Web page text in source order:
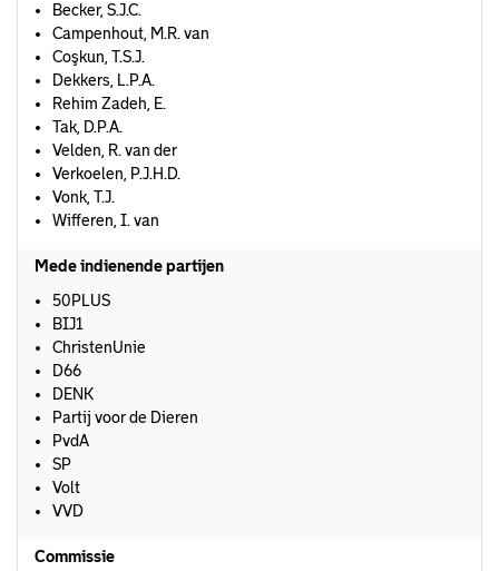
Becker, S.J.C.
Campenhout, M.R. van
Coşkun, T.S.J.
Dekkers, L.P.A.
Rehim Zadeh, E.
Tak, D.P.A.
Velden, R. van der
Verkoelen, P.J.H.D.
Vonk, T.J.
Wifferen, I. van
Mede indienende partijen
50PLUS
BIJ1
ChristenUnie
D66
DENK
Partij voor de Dieren
PvdA
SP
Volt
VVD
Commissie